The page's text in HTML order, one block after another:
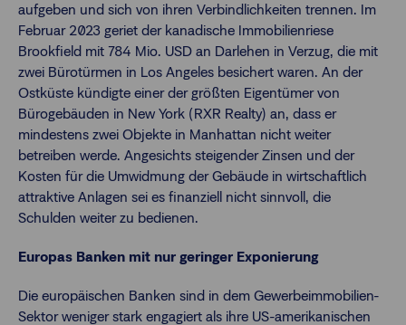
aufgeben und sich von ihren Verbindlichkeiten trennen. Im
Februar 2023 geriet der kanadische Immobilienriese
Brookfield mit 784 Mio. USD an Darlehen in Verzug, die mit
zwei Bürotürmen in Los Angeles besichert waren. An der
Ostküste kündigte einer der größten Eigentümer von
Bürogebäuden in New York (RXR Realty) an, dass er
mindestens zwei Objekte in Manhattan nicht weiter
betreiben werde. Angesichts steigender Zinsen und der
Kosten für die Umwidmung der Gebäude in wirtschaftlich
attraktive Anlagen sei es finanziell nicht sinnvoll, die
Schulden weiter zu bedienen.
Europas Banken mit nur geringer Exponierung
Die europäischen Banken sind in dem Gewerbeimmobilien-
Sektor weniger stark engagiert als ihre US-amerikanischen